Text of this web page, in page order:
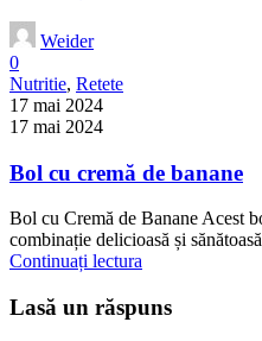
Weider
0
Nutritie, Retete
17 mai 2024
17 mai 2024
Bol cu cremă de banane
Bol cu Cremă de Banane Acest
combinație delicioasă și
Continuați lectura
Lasă un răspuns